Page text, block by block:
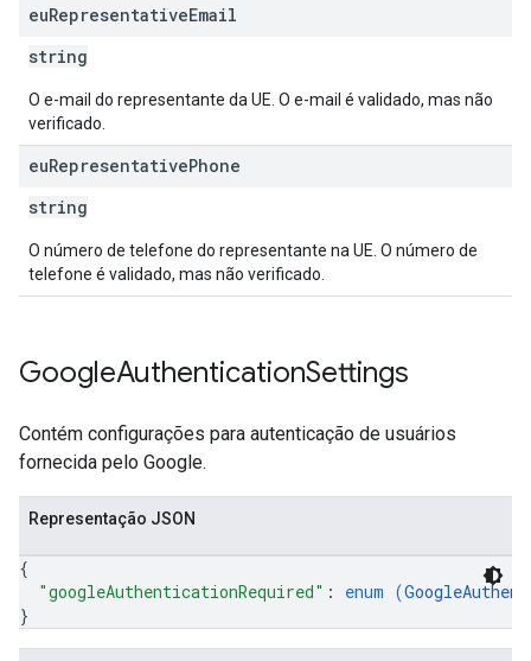
euRepresentativeEmail
string
O e-mail do representante da UE. O e-mail é validado, mas não
verificado.
euRepresentativePhone
string
O número de telefone do representante na UE. O número de
telefone é validado, mas não verificado.
GoogleAuthenticationSettings
Contém configurações para autenticação de usuários
fornecida pelo Google.
Representação JSON
{
"googleAuthenticationRequired" : enum (
}